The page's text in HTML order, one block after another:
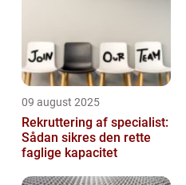
09 august 2025
Rekruttering af specialist:
Sådan sikres den rette
faglige kapacitet